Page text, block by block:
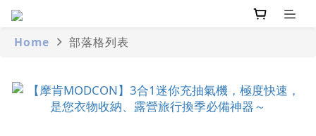
Home 部落格列表